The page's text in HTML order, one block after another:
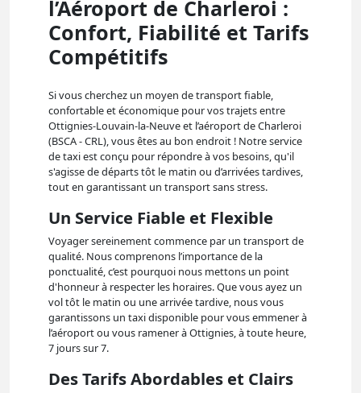
l’Aéroport de Charleroi :
Confort, Fiabilité et Tarifs
Compétitifs
Si vous cherchez un moyen de transport fiable,
confortable et économique pour vos trajets entre
Ottignies-Louvain-la-Neuve et l’aéroport de Charleroi
(BSCA - CRL), vous êtes au bon endroit ! Notre service
de taxi est conçu pour répondre à vos besoins, qu'il
s'agisse de départs tôt le matin ou d’arrivées tardives,
tout en garantissant un transport sans stress.
Un Service Fiable et Flexible
Voyager sereinement commence par un transport de
qualité. Nous comprenons l’importance de la
ponctualité, c’est pourquoi nous mettons un point
d'honneur à respecter les horaires. Que vous ayez un
vol tôt le matin ou une arrivée tardive, nous vous
garantissons un taxi disponible pour vous emmener à
l’aéroport ou vous ramener à Ottignies, à toute heure,
7 jours sur 7.
Des Tarifs Abordables et Clairs